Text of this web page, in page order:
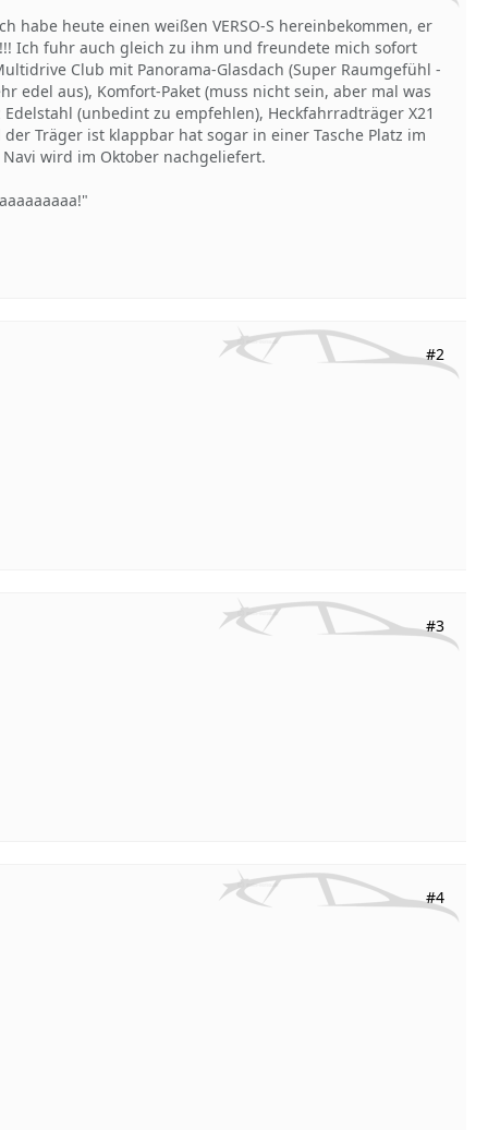
habe heute einen weißen VERSO-S hereinbekommen, er
Ich fuhr auch gleich zu ihm und freundete mich sofort
Club mit Panorama-Glasdach (Super Raumgefühl -
edel aus), Komfort-Paket (muss nicht sein, aber mal was
(unbedint zu empfehlen), Heckfahrradträger X21
Träger ist klappbar hat sogar in einer Tasche Platz im
wird im Oktober nachgeliefert.
#2
#3
#4